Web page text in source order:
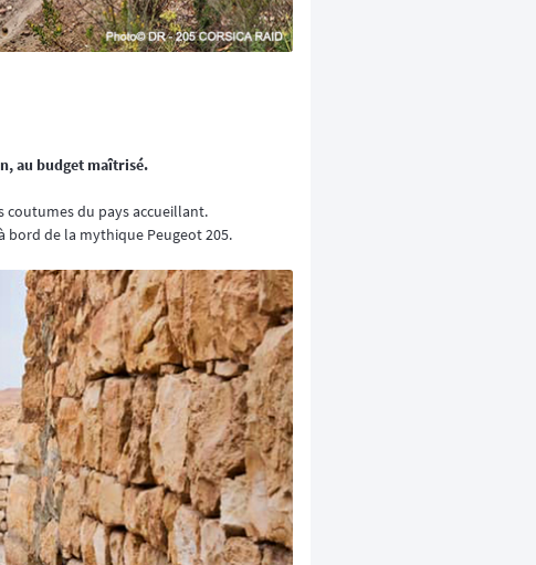
au budget maîtrisé.
coutumes du pays accueillant.
bord de la mythique Peugeot 205.